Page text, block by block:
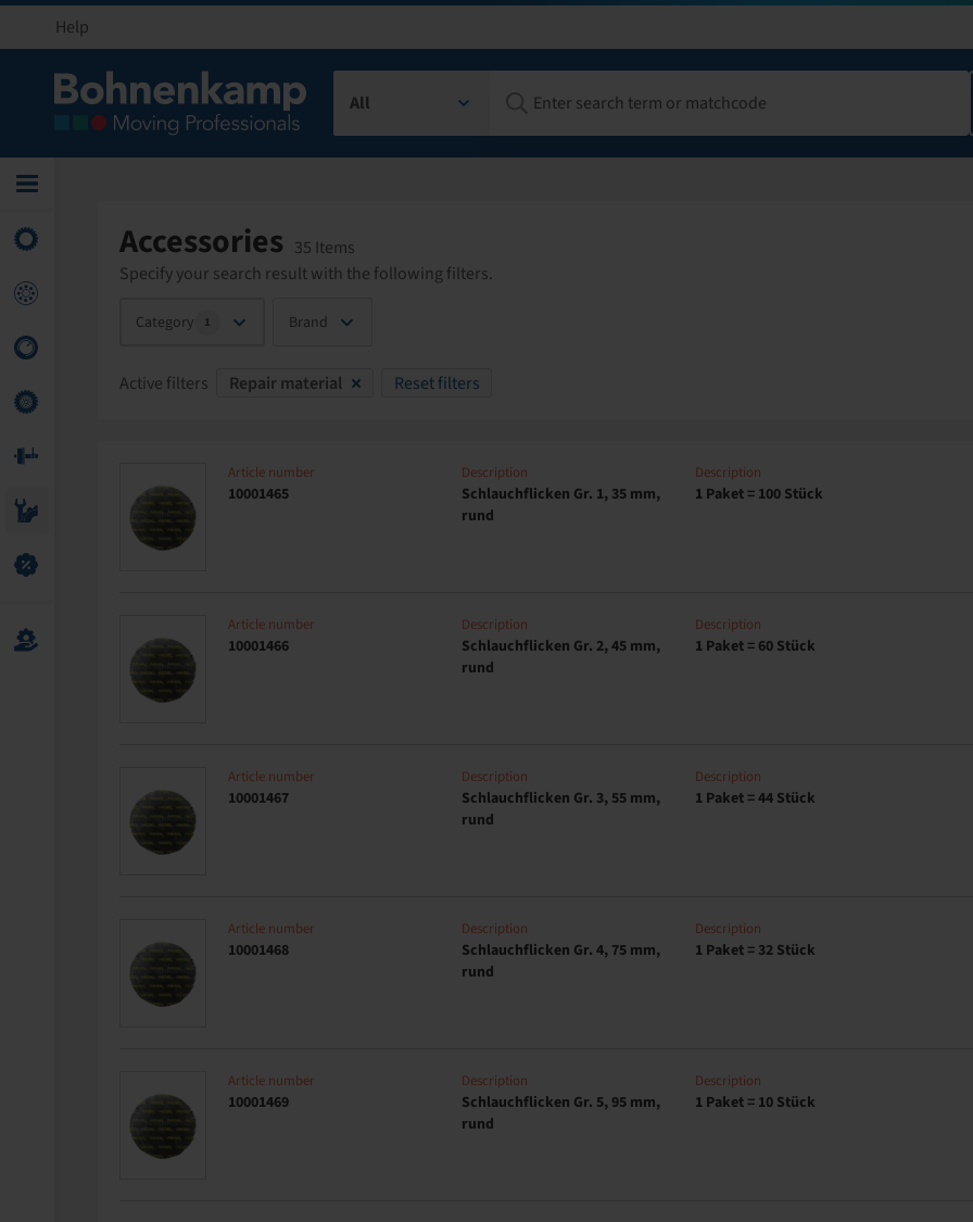
Help
All
Accessories 35 Items
Specify your search result with the following filters.
Category 1 Brand
Active filters Repair material Reset filters
Article number
10001465
Description
Schlauchflicken Gr. 1, 35 mm,
rund
Description
1 Paket = 100 Stück
Article number
10001466
Description
Schlauchflicken Gr. 2, 45 mm,
rund
Description
1 Paket = 60 Stück
Article number
10001467
Description
Schlauchflicken Gr. 3, 55 mm,
rund
Description
1 Paket = 44 Stück
Article number
10001468
Description
Schlauchflicken Gr. 4, 75 mm,
rund
Description
1 Paket = 32 Stück
Article number
10001469
Description
Schlauchflicken Gr. 5, 95 mm,
rund
Description
1 Paket = 10 Stück